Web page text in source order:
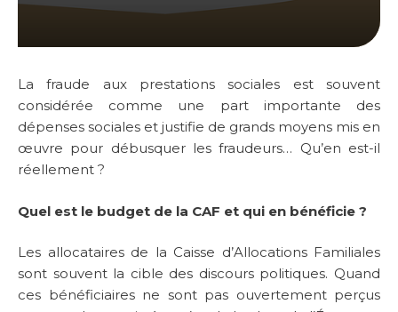
La fraude aux prestations sociales est souvent
considérée comme une part importante des
dépenses sociales et justifie de grands moyens mis en
œuvre pour débusquer les fraudeurs… Qu’en est-il
réellement ?
Quel est le budget de la CAF et qui en bénéficie ?
Les allocataires de la Caisse d’Allocations Familiales
sont souvent la cible des discours politiques. Quand
ces bénéficiaires ne sont pas ouvertement perçus